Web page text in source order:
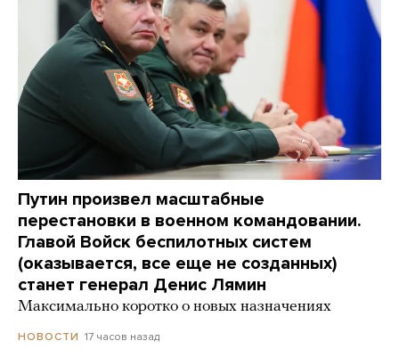
Путин произвел масштабные
перестановки в военном командовании.
Главой Войск беспилотных систем
(оказывается, все еще не созданных)
станет генерал Денис Лямин
Максимально коротко о новых назначениях
НОВОСТИ 17 часов назад